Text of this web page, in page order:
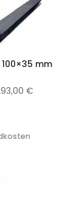
mm
€